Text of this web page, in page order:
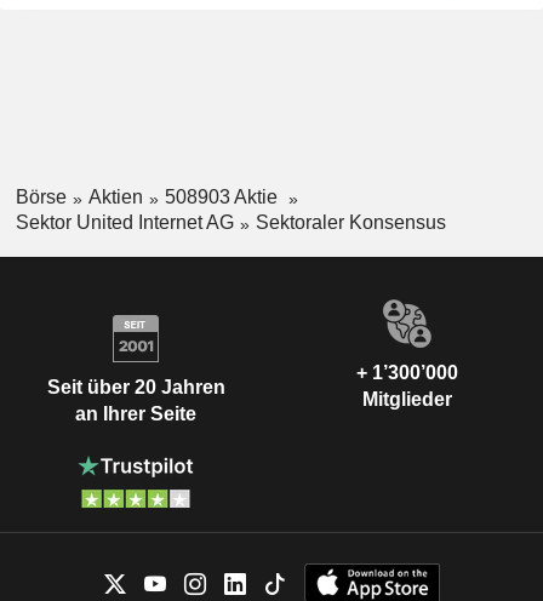
Börse Aktien
508903 Aktie
Sektor United Internet AG
Sektoraler Konsensus
Seit über 20 Jahren
an Ihrer Seite
+ 1’300’000
Mitglieder